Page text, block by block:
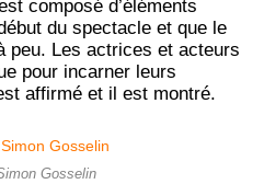
composé d’éléments
du spectacle et que le
peu. Les actrices et acteurs
pour incarner leurs
affirmé et il est montré.
Gosselin